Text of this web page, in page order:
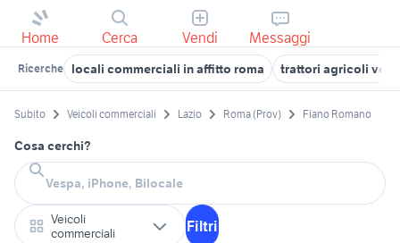
Home Cerca Vendi Messaggi
Ricerche locali commerciali in affitto roma trattori agricoli
Subito Veicoli commerciali Lazio Roma (Prov) Fiano Romano
Cosa cerchi?
Veicoli
commerciali
Filtri